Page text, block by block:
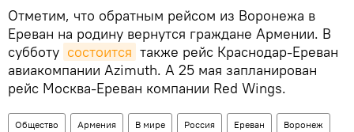
Отметим, что обратным рейсом из Воронежа в
Ереван на родину вернутся граждане Армении. В
субботу состоится также рейс Краснодар-Ереван
авиакомпании Azimuth. А 25 мая запланирован
рейс Москва-Ереван компании Red Wings.
Общество Армения В мире Россия Ереван Воронеж